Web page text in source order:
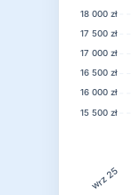
15 500 zł
16 000 zł
16 500 zł
17 000 zł
17 500 zł
18 000 zł
wrz 25